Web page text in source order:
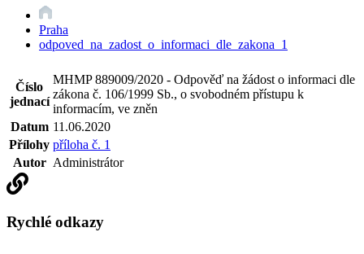
Praha
odpoved_na_zadost_o_informaci_dle_zakona_1
Číslo
jednací
MHMP 889009/2020 - Odpověď na žádost o informaci dle
zákona č. 106/1999 Sb., o svobodném přístupu k
informacím, ve zněn
Datum 11.06.2020
Přílohy příloha č. 1
Autor Administrátor
Rychlé odkazy